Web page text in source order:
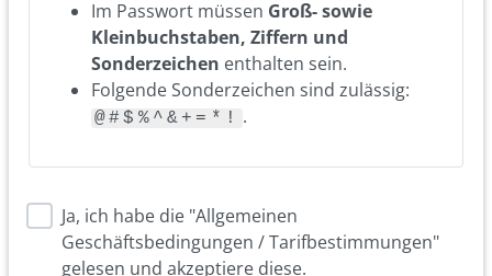
Im Passwort müssen Groß- sowie
Kleinbuchstaben, Ziffern und
Sonderzeichen enthalten sein.
Folgende Sonderzeichen sind zulässig:
@#$%^&+=*! .
Ja, ich habe die "Allgemeinen
Geschäftsbedingungen / Tarifbestimmungen"
gelesen und akzeptiere diese.